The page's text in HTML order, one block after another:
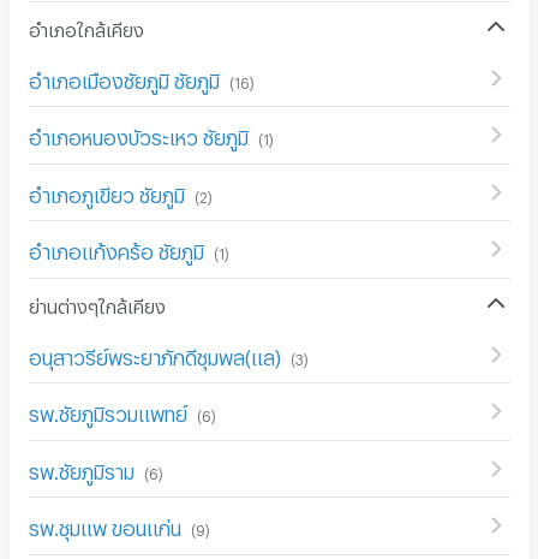
อำเภอใกล้เคียง
อำเภอเมืองชัยภูมิ ชัยภูมิ (16)
อำเภอหนองบัวระเหว ชัยภูมิ (1)
อำเภอภูเขียว ชัยภูมิ (2)
อำเภอแก้งคร้อ ชัยภูมิ (1)
ย่านต่างๆใกล้เคียง
อนุสาวรีย์พระยาภักดีชุมพล(แล) (3)
รพ.ชัยภูมิรวมแพทย์ (6)
รพ.ชัยภูมิราม (6)
รพ.ชุมแพ ขอนแก่น (9)